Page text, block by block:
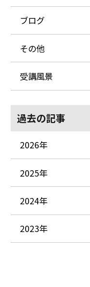
ブログ
その他
受講風景
過去の記事
2026年
2025年
2024年
2023年